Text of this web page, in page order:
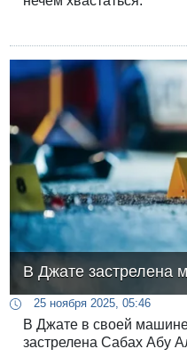
В Джате застрелена
25 ноября 2025, 05:46
В Джате в своей
застрелена Сабах Абу